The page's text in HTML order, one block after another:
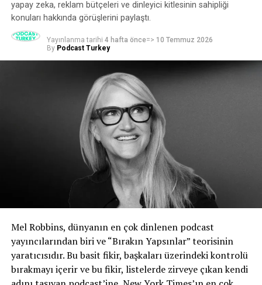
yapay zeka, reklam bütçeleri ve dinleyici kitlesinin sahipliği
konuları hakkında görüşlerini paylaştı.
Yayınlanma tarihi 4 hafta önce=> 10 Temmuz 2026
By Podcast Turkey
Mel Robbins, dünyanın en çok dinlenen podcast
yayıncılarından biri ve “Bırakın Yapsınlar” teorisinin
yaratıcısıdır. Bu basit fikir, başkaları üzerindeki kontrolü
bırakmayı içerir ve bu fikir, listelerde zirveye çıkan kendi